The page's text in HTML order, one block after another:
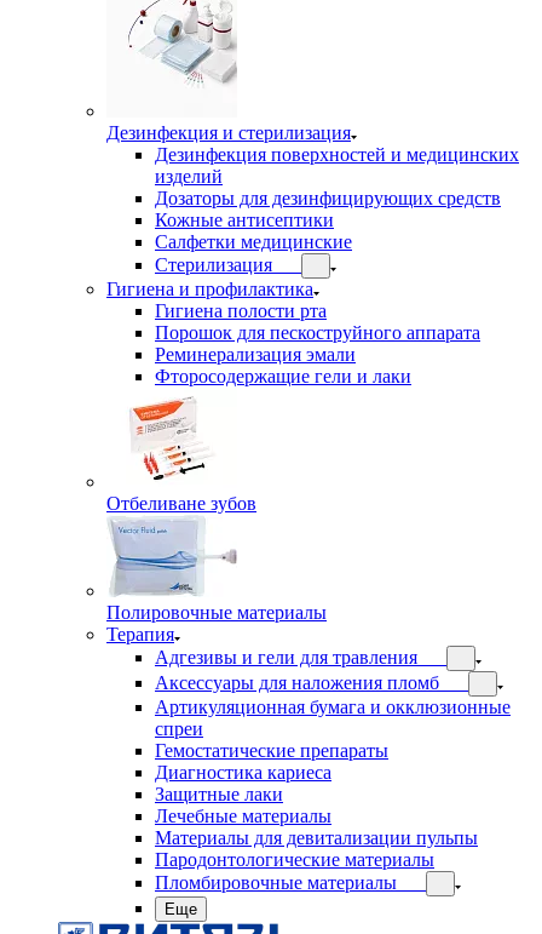
Дезинфекция и стерилизация
Дезинфекция поверхностей и медицинских
изделий
Дозаторы для дезинфицирующих средств
Кожные антисептики
Салфетки медицинские
Стерилизация
Гигиена и профилактика
Гигиена полости рта
Порошок для пескоструйного аппарата
Реминерализация эмали
Фторосодержащие гели и лаки
Отбеливане зубов
Полировочные материалы
Терапия
Адгезивы и гели для травления
Аксессуары для наложения пломб
Артикуляционная бумага и окклюзионные
спреи
Гемостатические препараты
Диагностика кариеса
Защитные лаки
Лечебные материалы
Материалы для девитализации пульпы
Пародонтологические материалы
Пломбировочные материалы
Еще